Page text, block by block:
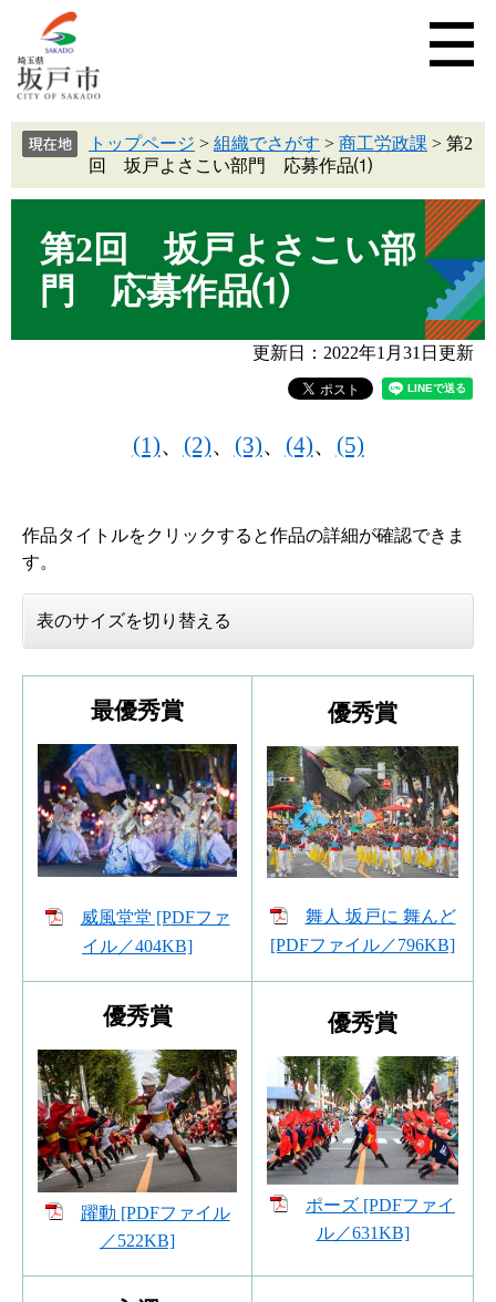
トップページ > 組織でさがす > 商工労政課 > 第2
回 坂戸よさこい部門 応募作品⑴
第2回 坂戸よさこい部
門 応募作品⑴
更新日：2022年1月31日更新
(1)、 (2)、 (3)、 (4)、 (5)
作品タイトルをクリックすると作品の詳細が確認できま
す。
表のサイズを切り替える
最優秀賞
威風堂堂 [PDFファ
イル／404KB]
優秀賞
舞人 坂戸に 舞んど
[PDFファイル／796KB]
優秀賞
躍動 [PDFファイル
／522KB]
優秀賞
ポーズ [PDFファイ
ル／631KB]